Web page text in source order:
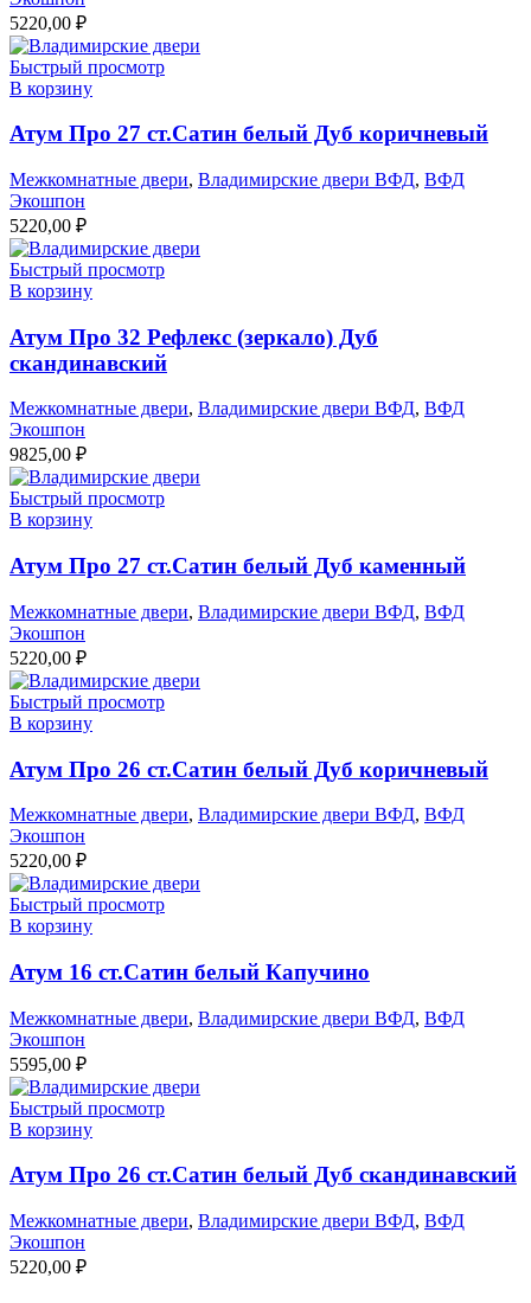
5220,00 ₽
Быстрый просмотр
В корзину
Атум Про 27 ст.Сатин белый Дуб коричневый
Межкомнатные двери, Владимирские двери ВФД, ВФД
Экошпон
5220,00 ₽
Быстрый просмотр
В корзину
Атум Про 32 Рефлекс (зеркало) Дуб
скандинавский
Межкомнатные двери, Владимирские двери ВФД, ВФД
Экошпон
9825,00 ₽
Быстрый просмотр
В корзину
Атум Про 27 ст.Сатин белый Дуб каменный
Межкомнатные двери, Владимирские двери ВФД, ВФД
Экошпон
5220,00 ₽
Быстрый просмотр
В корзину
Атум Про 26 ст.Сатин белый Дуб коричневый
Межкомнатные двери, Владимирские двери ВФД, ВФД
Экошпон
5220,00 ₽
Быстрый просмотр
В корзину
Атум 16 ст.Сатин белый Капучино
Межкомнатные двери, Владимирские двери ВФД, ВФД
Экошпон
5595,00 ₽
Быстрый просмотр
В корзину
Атум Про 26 ст.Сатин белый Дуб скандинавский
Межкомнатные двери, Владимирские двери ВФД, ВФД
Экошпон
5220,00 ₽